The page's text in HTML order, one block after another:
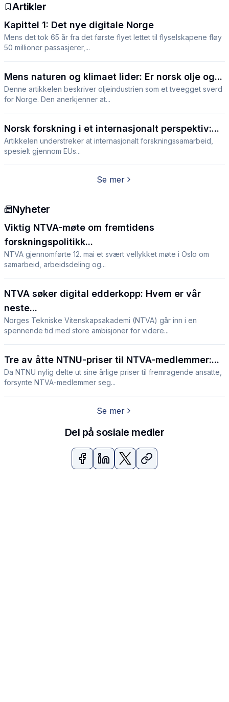
Artikler
Kapittel 1: Det nye digitale Norge
Mens det tok 65 år fra det første flyet lettet til flyselskapene fløy
50 millioner passasjerer,...
Mens naturen og klimaet lider: Er norsk olje og...
Denne artikkelen beskriver oljeindustrien som et tveegget sverd
for Norge. Den anerkjenner at...
Norsk forskning i et internasjonalt perspektiv:...
Artikkelen understreker at internasjonalt forskningssamarbeid,
spesielt gjennom EUs...
Se mer
Nyheter
Viktig NTVA-møte om fremtidens
forskningspolitikk...
NTVA gjennomførte 12. mai et svært vellykket møte i Oslo om
samarbeid, arbeidsdeling og...
NTVA søker digital edderkopp: Hvem er vår
neste...
Norges Tekniske Vitenskapsakademi (NTVA) går inn i en
spennende tid med store ambisjoner for videre...
Tre av åtte NTNU-priser til NTVA-medlemmer:...
Da NTNU nylig delte ut sine årlige priser til fremragende ansatte,
forsynte NTVA-medlemmer seg...
Se mer
Del på sosiale medier